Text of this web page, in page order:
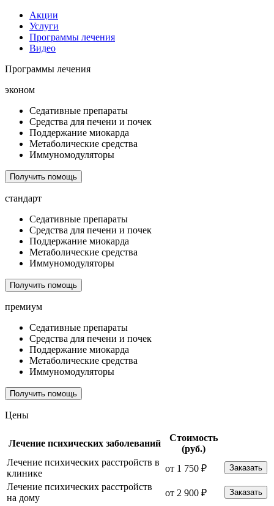
Акции
Услуги
Программы лечения
Видео
Программы лечения
эконом
Седативные препараты
Средства для печени и почек
Поддержание миокарда
Метаболические средства
Иммуномодуляторы
Получить помощь
стандарт
Седативные препараты
Средства для печени и почек
Поддержание миокарда
Метаболические средства
Иммуномодуляторы
Получить помощь
премиум
Седативные препараты
Средства для печени и почек
Поддержание миокарда
Метаболические средства
Иммуномодуляторы
Получить помощь
Цены
Лечение психических заболеваний
Стоимость
(руб.)
Лечение психических расстройств в
клинике
от 1 750 ₽ Заказать
Лечение психических расстройств
на дому
от 2 900 ₽ Заказать